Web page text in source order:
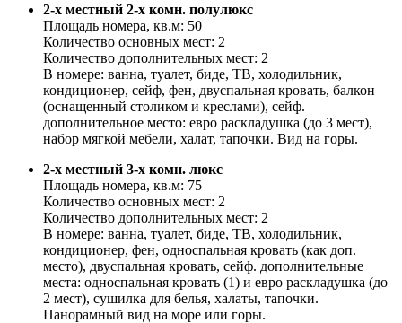
2-x местный 2-х комн. полулюкс
Площадь номера, кв.м: 50
Количество основных мест: 2
Количество дополнительных мест: 2
В номере: ванна, туалет, биде, ТВ, холодильник,
кондиционер, сейф, фен, двуспальная кровать, балкон
(оснащенный столиком и креслами), сейф.
дополнительное место: евро раскладушка (до 3 мест),
набор мягкой мебели, халат, тапочки. Вид на горы.
2-x местный 3-х комн. люкс
Площадь номера, кв.м: 75
Количество основных мест: 2
Количество дополнительных мест: 2
В номере: ванна, туалет, биде, ТВ, холодильник,
кондиционер, фен, односпальная кровать (как доп.
место), двуспальная кровать, сейф. дополнительные
места: односпальная кровать (1) и евро раскладушка (до
2 мест), сушилка для белья, халаты, тапочки.
Панорамный вид на море или горы.